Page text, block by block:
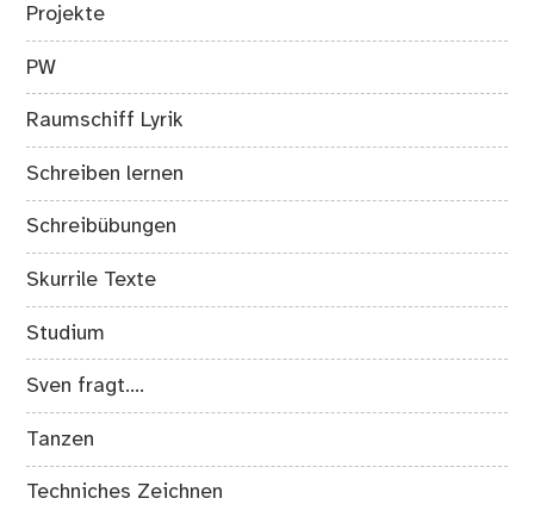
Projekte
PW
Raumschiff Lyrik
Schreiben lernen
Schreibübungen
Skurrile Texte
Studium
Sven fragt….
Tanzen
Techniches Zeichnen